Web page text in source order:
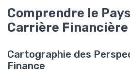
Comprendre le
Carrière Financière
Cartographie des
Finance